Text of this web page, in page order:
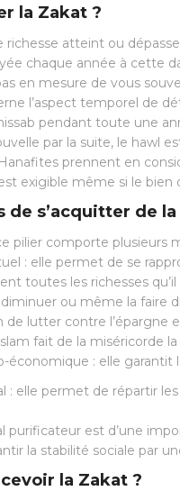
la Zakat ?
richesse atteint ou
chaque année à cette
en mesure de vous
l’aspect temporel de
pendant toute une
par la suite, le hawl
prennent en
exigible même si le
de s’acquitter de
pilier comporte
: elle permet de se
toutes les richesses
ou même la faire
de lutter contre l’épargne
fait de la miséricorde
économique : elle
: elle permet de répartir
purificateur est d’une
la stabilité sociale par
la Zakat ?